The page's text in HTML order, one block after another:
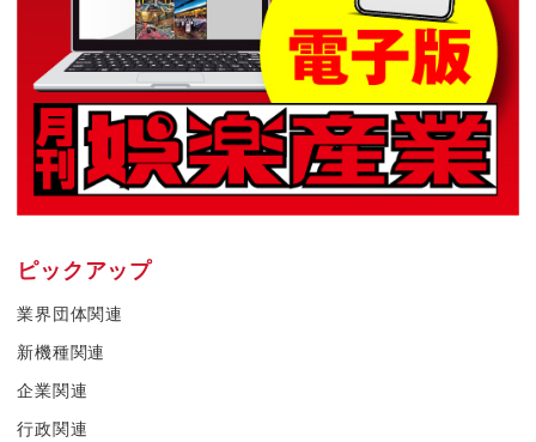
ピックアップ
業界団体関連
新機種関連
企業関連
行政関連